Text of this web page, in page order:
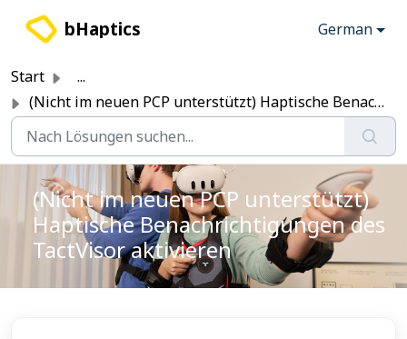
bHaptics German
Start
...
(Nicht im neuen PCP unterstützt) Haptische Benachrichtigu...
(Nicht im neuen PCP unterstützt)
Haptische Benachrichtigungen des
TactVisor aktivieren